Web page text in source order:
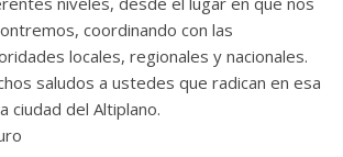
coordinando con las
locales, regionales y nacionales.
saludos a ustedes que radican en esa
ciudad del Altiplano.